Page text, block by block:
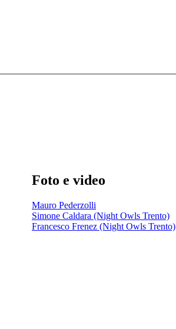
Foto e video
Mauro Pederzolli
Simone Caldara (Night Owls Trento)
Francesco Frenez (Night Owls Trento)